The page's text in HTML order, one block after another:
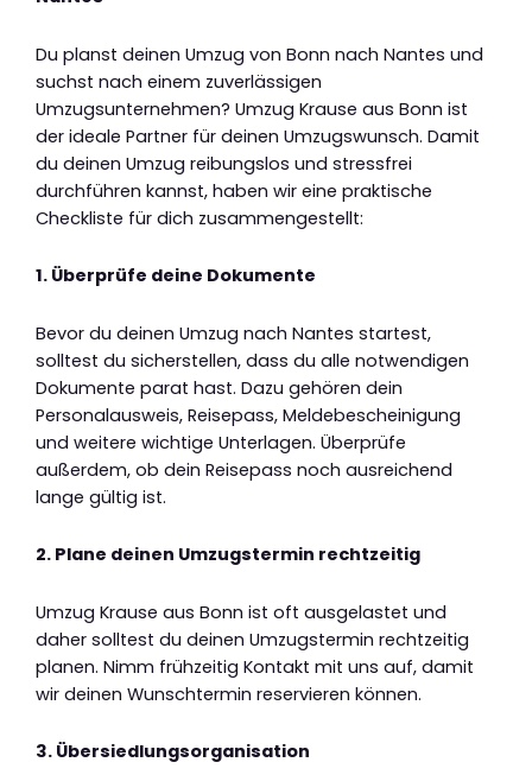
Du planst deinen Umzug von Bonn nach Nantes und
suchst nach einem zuverlässigen
Umzugsunternehmen? Umzug Krause aus Bonn ist
der ideale Partner für deinen Umzugswunsch. Damit
du deinen Umzug reibungslos und stressfrei
durchführen kannst, haben wir eine praktische
Checkliste für dich zusammengestellt:
1. Überprüfe deine Dokumente
Bevor du deinen Umzug nach Nantes startest,
solltest du sicherstellen, dass du alle notwendigen
Dokumente parat hast. Dazu gehören dein
Personalausweis, Reisepass, Meldebescheinigung
und weitere wichtige Unterlagen. Überprüfe
außerdem, ob dein Reisepass noch ausreichend
lange gültig ist.
2. Plane deinen Umzugstermin rechtzeitig
Umzug Krause aus Bonn ist oft ausgelastet und
daher solltest du deinen Umzugstermin rechtzeitig
planen. Nimm frühzeitig Kontakt mit uns auf, damit
wir deinen Wunschtermin reservieren können.
3. Übersiedlungsorganisation